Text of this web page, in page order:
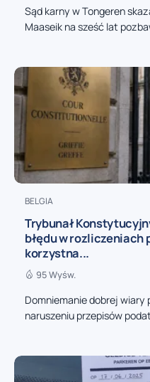
Sąd karny w Tongeren
Maaseik na sześć lat
BELGIA
Trybunał
błędu w rozliczeniach
korzystna...
95 Wyśw.
Domniemanie dobrej
naruszeniu przepisów